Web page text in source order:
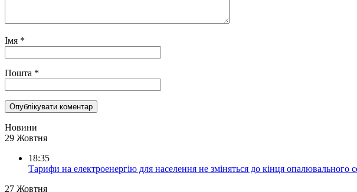
Імя *
Пошта *
Новини
29 Жовтня
18:35
Тарифи на електроенергію для населення не зміняться до кінця опалювального
27 Жовтня